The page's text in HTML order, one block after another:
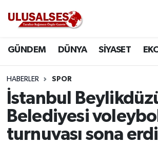
GÜNDEM DÜNYA SİYASET
HABERLER SPOR
İstanbul
Belediyesi voleybol
turnuvası sona erdi
DÜNYA
SİYASET
EKONOMİ
Trafik Durumu
Süper Lig Puan Durumu ve
Tüm Manşetler